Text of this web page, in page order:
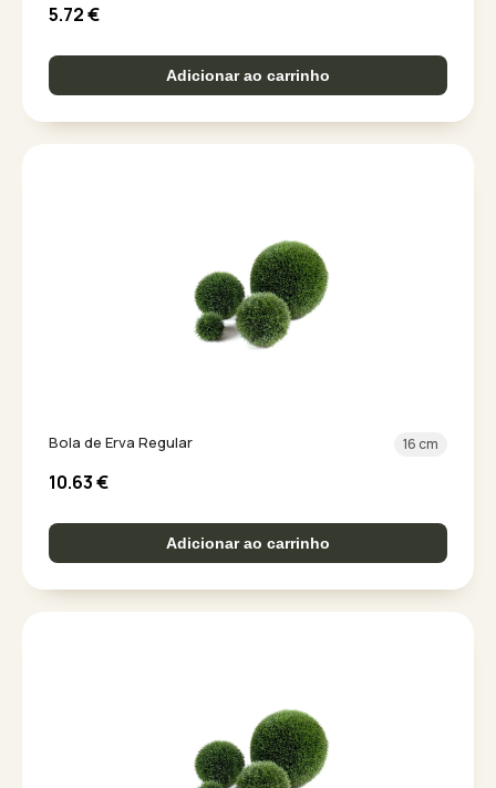
5.72€
Adicionar ao carrinho
Bola de Erva Regular 16 cm
10.63€
Adicionar ao carrinho